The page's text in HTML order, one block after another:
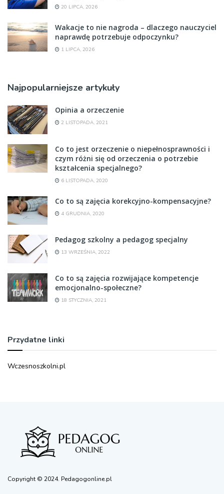
20 LIPCA, 2026
Wakacje to nie nagroda – dlaczego nauczyciel
naprawdę potrzebuje odpoczynku?
1 LIPCA, 2026
Najpopularniejsze artykuły
Opinia a orzeczenie
2 LISTOPADA, 2021
Co to jest orzeczenie o niepełnosprawności i
czym różni się od orzeczenia o potrzebie
kształcenia specjalnego?
6 LISTOPADA, 2020
Co to są zajęcia korekcyjno-kompensacyjne?
4 GRUDNIA, 2020
Pedagog szkolny a pedagog specjalny
13 WRZEŚNIA, 2022
Co to są zajęcia rozwijające kompetencje
emocjonalno-społeczne?
18 STYCZNIA, 2021
Przydatne linki
Wczesnoszkolni.pl
Copyright © 2024. Pedagogonline.pl